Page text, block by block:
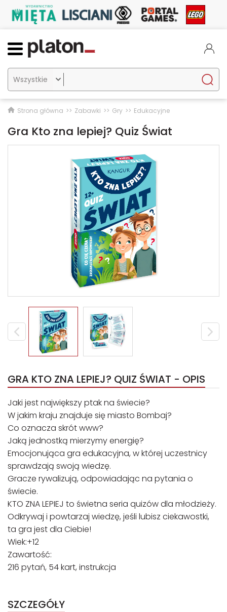

Strona główna Zabawki Gry Edukacyjne
Gra Kto zna lepiej? Quiz Świat
GRA KTO ZNA LEPIEJ? QUIZ ŚWIAT - OPIS
Jaki jest największy ptak na świecie?
W jakim kraju znajduje się miasto Bombaj?
Co oznacza skrót www?
Jaką jednostką mierzymy energię?
Emocjonująca gra edukacyjna, w której uczestnicy
sprawdzają swoją wiedzę.
Gracze rywalizują, odpowiadając na pytania o
świecie.
KTO ZNA LEPIEJ to świetna seria quizów dla młodzieży.
Odkrywaj i powtarzaj wiedzę, jeśli lubisz ciekawostki,
ta gra jest dla Ciebie!
Wiek:+12
Zawartość:
216 pytań, 54 kart, instrukcja
SZCZEGÓŁY